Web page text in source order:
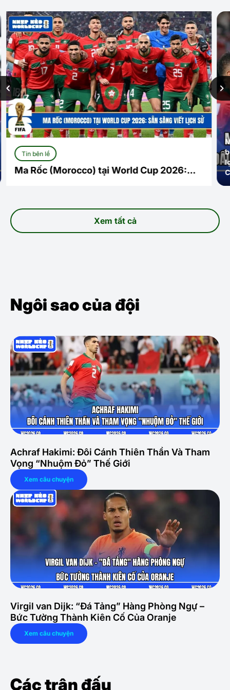
Xem tất cả
Khoảnh khắc
bóng châu Phi đầu tiên
lọt vào tới bán kết World
Cup
Ma Rốc
Sẵn sàng viết
Ngôi sao của đội
Achraf Hakimi: Đôi Cánh Thiên Thần Và Tham
Vọng “Nhuộm Đỏ” Thế Giới
Xem câu chuyện
Virgil van Dijk: “Đá Tảng” Hàng Phòng Ngự –
Bức Tường Thành Kiên Cố Của Oranje
Xem câu chuyện
Các trận đấu